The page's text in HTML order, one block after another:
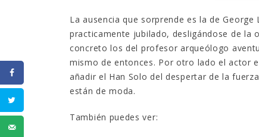
La ausencia que sorprende es la de
practicamente jubilado, desligándose de la
concreto los del profesor arqueólogo
mismo de entonces. Por otro lado el actor
añadir el Han Solo del despertar de la
están de moda.
También puedes ver: